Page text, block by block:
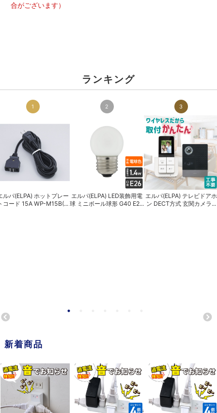
合がございます）
ランキング
1
ルパ(ELPA) ホットプレー
コード 15A WP-M15B(...
2
エルパ(ELPA) LED装飾用電
球 ミニボール球形 G40 E2...
3
エルパ(ELPA) テレビドアホ
ン DECT方式 玄関カメラ...
新着商品